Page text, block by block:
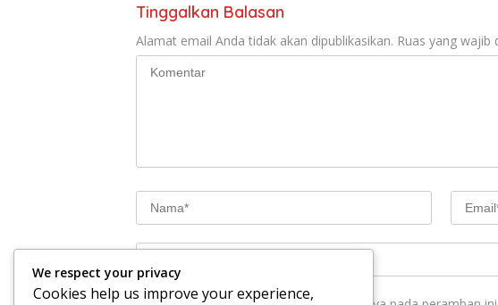
Tinggalkan Balasan
Alamat email Anda tidak akan dipublikasikan. Ruas yang wajib
We respect your privacy
Cookies help us improve your experience,